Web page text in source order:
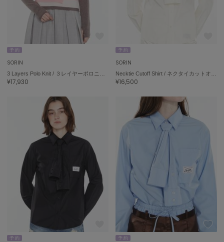
予 約
SORIN
¥17,930
予 約
SORIN
¥16,500
予 約 予 約